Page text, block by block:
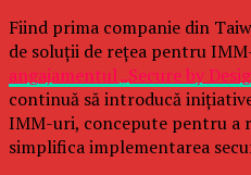
Fiind prima companie din
de soluții de rețea pentru
angajamentul „Secure by
continuă să introducă
IMM-uri, concepute pentru a
simplifica implementarea